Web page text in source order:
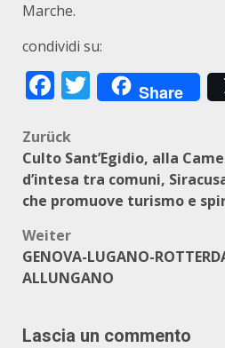
Marche.
condividi su:
Facebook
Twitter
Share
Zurück
Culto Sant’Egidio, alla
d’intesa tra comuni,
che promuove turismo e
Weiter
GENOVA-LUGANO-
ALLUNGANO
Lascia un commento